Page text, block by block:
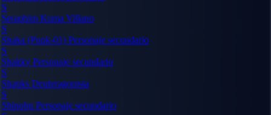
S
Seraphim Kuma Villano
S
Shaka (Punk-01) Personaje secundario
S
Shakky Personaje secundario
S
Shanks Deuteragonista
S
Shinobu Personaje secundario